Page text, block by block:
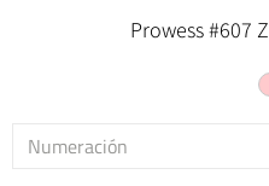
Prowess #607